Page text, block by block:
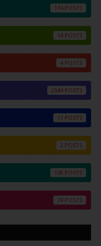
174
14
4
2544
11
2
138
74